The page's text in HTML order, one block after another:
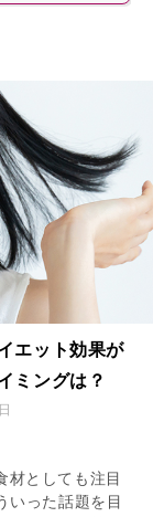
エット効果が
ミングは？
材としても注目
いった話題を目